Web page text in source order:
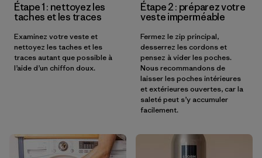
Étape 1 : nettoyez les
taches et les traces
Examinez votre veste et
nettoyez les taches et les
traces autant que possible à
l’aide d’un chiffon doux.
Étape 2 : préparez votre
veste imperméable
Fermez le zip principal,
desserrez les cordons et
pensez à vider les poches.
Nous recommandons de
laisser les poches intérieures
et extérieures ouvertes, car la
saleté peut s’y accumuler
facilement.